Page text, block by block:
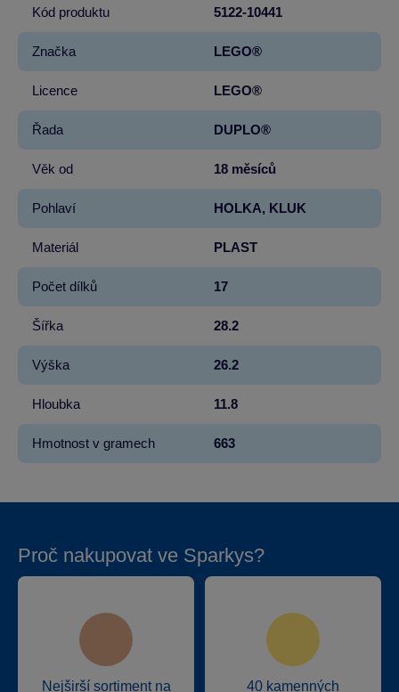
Kód produktu 5122-10441
Značka LEGO®
Licence LEGO®
Řada DUPLO®
Věk od 18 měsíců
Pohlaví HOLKA, KLUK
Materiál PLAST
Počet dílků 17
Šířka 28.2
Výška 26.2
Hloubka 11.8
Hmotnost v gramech 663
Proč nakupovat ve Sparkys?
Nejširší sortiment na
40 kamenných